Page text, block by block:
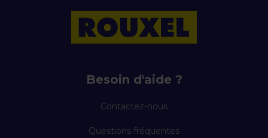
Besoin d'aide ?
Contactez-nous
Questions fréquentes